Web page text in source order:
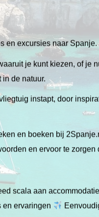
en excursies naar Spanje.
je kunt kiezen, of je
de natuur.
instapt, door
en boeken bij
en ervoor te zorgen
scala aan
en ervaringen